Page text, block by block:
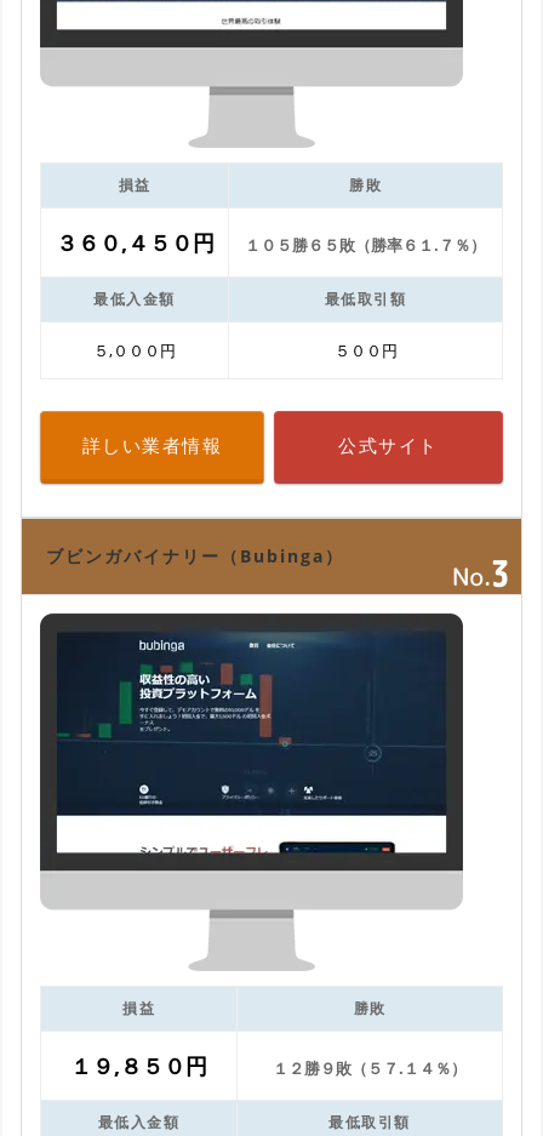
損益 勝敗
３６０,４５０円 １０５勝６５敗（勝率６１.７％）
最低入金額 最低取引額
５,０００円 ５００円
詳しい業者情報 公式サイト
ブビンガバイナリー（Bubinga）
損益 勝敗
１９,８５０円 １２勝９敗（５７.１４％）
最低入金額 最低取引額